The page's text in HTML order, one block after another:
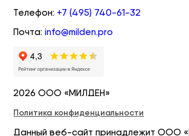
Телефон: +7 (495) 740-61-32
Почта:info@milden.pro
2026 ООО «МИЛДЕН»
Политика конфиденциальности
Данный веб-сайт принадлежит ООО